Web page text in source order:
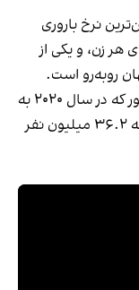
نرخ باروری
۰.۷۵ فرزند برای هر زن، و یکی از
روبه‌رو است.
برآورد دولت نشان می‌دهد جمعیت این کشور که در سال ۲۰۲۰ به
اوج ۵۱.۸ میلیون نفر رسید، تا سال ۲۰۷۲ به ۳۶.۲ میلیون نفر